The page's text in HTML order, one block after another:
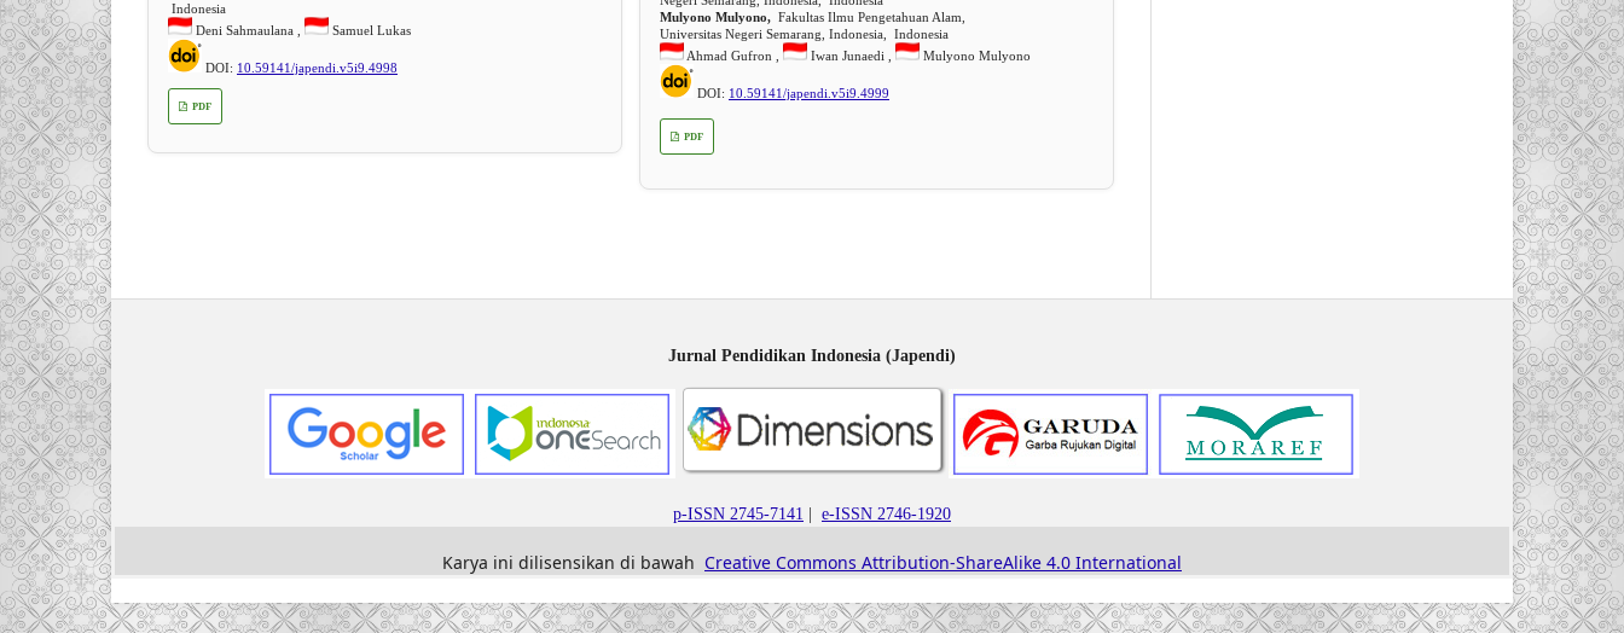
Indonesia
Deni Sahmaulana ,
Samuel Lukas
DOI: 10.59141/japendi.v5i9.4998
PDF
Mulyono Mulyono, Fakultas Ilmu Pengetahuan Alam,
Universitas Negeri Semarang, Indonesia, Indonesia
Ahmad Gufron ,
Iwan Junaedi , Mulyono Mulyono
DOI: 10.59141/japendi.v5i9.4999
PDF
Jurnal Pendidikan Indonesia (Japendi)
p-ISSN 2745-7141 e-ISSN 2746-1920
Karya ini dilisensikan di bawah Creative Commons Attribution-ShareAlike 4.0 International